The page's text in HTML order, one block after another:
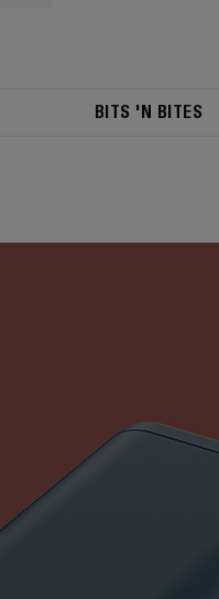
BITS 'N BITES